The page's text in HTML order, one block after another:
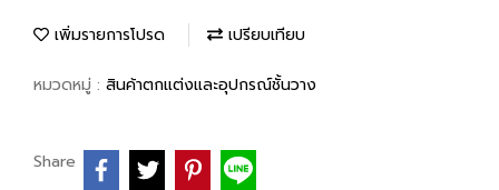
เพิ่มรายการโปรด เปรียบเทียบ
หมวดหมู่ : สินค้าตกแต่งและอุปกรณ์ชั้นวาง
Share